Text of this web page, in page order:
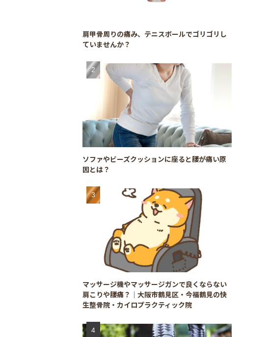
肩甲骨周りの痛み、テニスボールでゴリゴリし
ていませんか？
ソファやビーズクッションに座ると腰が痛い原
因とは？
マッサージ機やマッサージガンで良くならない
肩こりや腰痛？｜大阪市鶴見区・今福鶴見の快
生整骨院・カイロプラクティック院